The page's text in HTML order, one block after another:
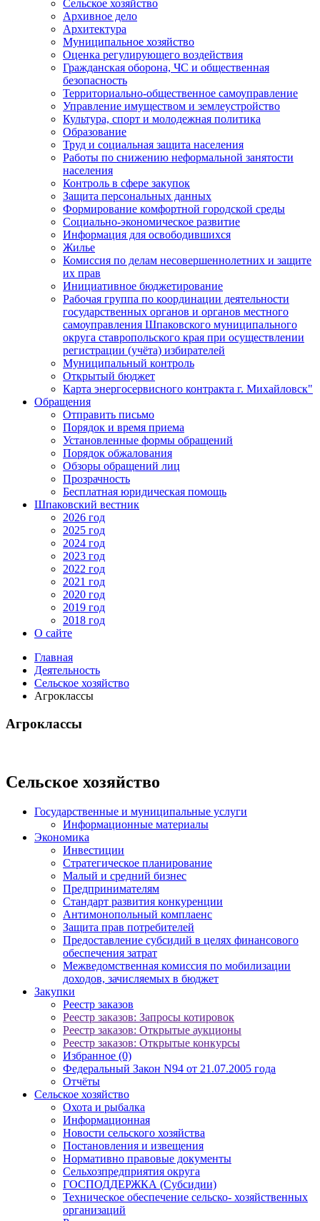
Сельское хозяйство
Архивное дело
Архитектура
Муниципальное хозяйство
Оценка регулирующего воздействия
Гражданская оборона, ЧС и общественная
безопасность
Территориально-общественное самоуправление
Управление имуществом и землеустройство
Культура, спорт и молодежная политика
Образование
Труд и социальная защита населения
Работы по снижению неформальной занятости
населения
Контроль в сфере закупок
Защита персональных данных
Формирование комфортной городской среды
Социально-экономическое развитие
Информация для освободившихся
Жилье
Комиссия по делам несовершеннолетних и защите
их прав
Инициативное бюджетирование
Рабочая группа по координации деятельности
государственных органов и органов местного
самоуправления Шпаковского муниципального
округа ставропольского края при осуществлении
регистрации (учёта) избирателей
Муниципальный контроль
Открытый бюджет
Карта энергосервисного контракта г. Михайловск"
Обращения
Отправить письмо
Порядок и время приема
Установленные формы обращений
Порядок обжалования
Обзоры обращений лиц
Прозрачность
Бесплатная юридическая помощь
Шпаковский вестник
2026 год
2025 год
2024 год
2023 год
2022 год
2021 год
2020 год
2019 год
2018 год
О сайте
Главная
Деятельность
Сельское хозяйство
Агроклассы
Агроклассы
Сельское хозяйство
Государственные и муниципальные услуги
Информационные материалы
Экономика
Инвестиции
Стратегическое планирование
Малый и средний бизнес
Предпринимателям
Стандарт развития конкуренции
Антимонопольный комплаенс
Защита прав потребителей
Предоставление субсидий в целях финансового
обеспечения затрат
Межведомственная комиссия по мобилизации
доходов, зачисляемых в бюджет
Закупки
Реестр заказов
Реестр заказов: Запросы котировок
Реестр заказов: Открытые аукционы
Реестр заказов: Открытые конкурсы
Избранное (0)
Федеральный Закон N94 от 21.07.2005 года
Отчёты
Сельское хозяйство
Охота и рыбалка
Информационная
Новости сельского хозяйства
Постановления и извещения
Нормативно правовые документы
Сельхозпредприятия округа
ГОСПОДДЕРЖКА (Субсидии)
Техническое обеспечение сельско- хозяйственных
организаций